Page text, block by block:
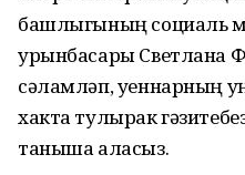
башлыгының социаль
урынбасары Светлана
сәламләп, уеннарның
хакта тулырак
таныша аласыз.